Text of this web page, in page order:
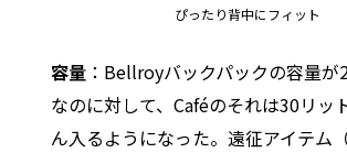
ぴったり背中にフィット
容量 ：Bellroyバックパックの容量が
なのに対して、Caféのそれは30リッ
ん入るようになった。遠征アイテム